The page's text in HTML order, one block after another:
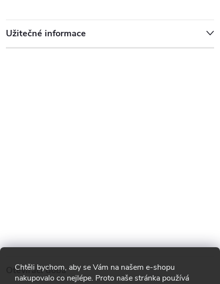
Chtěli bychom, aby se Vám na našem e-shopu
nakupovalo co nejlépe. Proto naše stránka používá
Užitečné informace
Otevírací doba